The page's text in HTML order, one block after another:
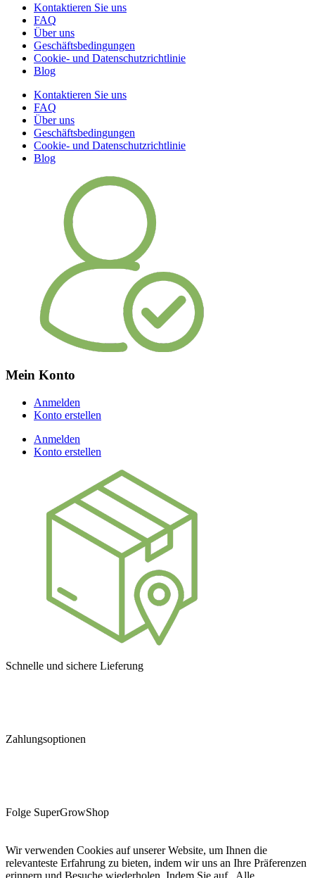
Kontaktieren Sie uns
FAQ
Über uns
Geschäftsbedingungen
Cookie- und Datenschutzrichtlinie
Blog
Kontaktieren Sie uns
FAQ
Über uns
Geschäftsbedingungen
Cookie- und Datenschutzrichtlinie
Blog
Mein Konto
Anmelden
Konto erstellen
Anmelden
Konto erstellen
Schnelle und sichere Lieferung
Zahlungsoptionen
Folge SuperGrowShop
Wir verwenden Cookies auf unserer Website, um Ihnen die
relevanteste Erfahrung zu bieten, indem wir uns an Ihre Präferenzen
erinnern und Besuche wiederholen. Indem Sie auf „Alle